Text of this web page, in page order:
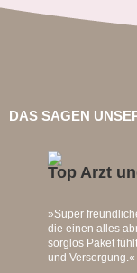
DAS SAGEN
Top Arzt
»Super
die einen alles
sorglos Paket
und Versorgung.«